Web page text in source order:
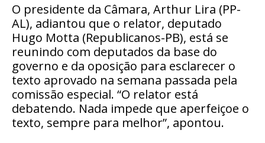
O presidente da Câmara, Arthur Lira (PP-
AL), adiantou que o relator, deputado
Hugo Motta (Republicanos-PB), está se
reunindo com deputados da base do
governo e da oposição para esclarecer o
texto aprovado na semana passada pela
comissão especial. “O relator está
debatendo. Nada impede que aperfeiçoe o
texto, sempre para melhor”, apontou.